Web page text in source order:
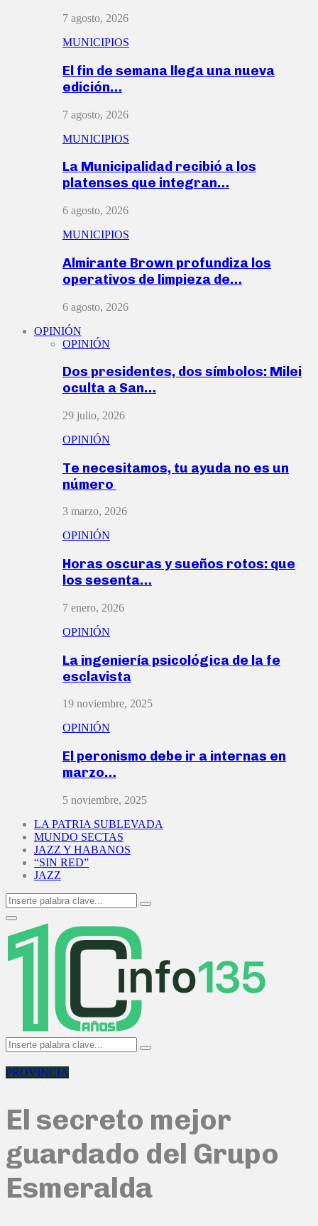
7 agosto, 2026
MUNICIPIOS
El fin de semana llega una nueva
edición…
7 agosto, 2026
MUNICIPIOS
La Municipalidad recibió a los
platenses que integran…
6 agosto, 2026
MUNICIPIOS
Almirante Brown profundiza los
operativos de limpieza de…
6 agosto, 2026
OPINIÓN
OPINIÓN
Dos presidentes, dos símbolos: Milei
oculta a San…
29 julio, 2026
OPINIÓN
Te necesitamos, tu ayuda no es un
número
3 marzo, 2026
OPINIÓN
Horas oscuras y sueños rotos: que
los sesenta…
7 enero, 2026
OPINIÓN
La ingeniería psicológica de la fe
esclavista
19 noviembre, 2025
OPINIÓN
El peronismo debe ir a internas en
marzo…
5 noviembre, 2025
LA PATRIA SUBLEVADA
MUNDO SECTAS
JAZZ Y HABANOS
“SIN RED”
JAZZ
Search
for:
Search
Primary
Menu
Search
for:
Search
PROVINCIA
El secreto mejor
guardado del Grupo
Esmeralda